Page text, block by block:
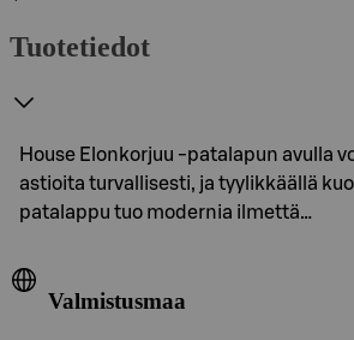
Tuotetiedot
House Elonkorjuu -patalapun avulla
astioita turvallisesti, ja tyylikkäällä
patalappu tuo modernia ilmettä…
Valmistusmaa